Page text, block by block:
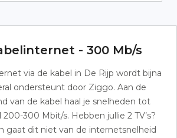
- 300 Mb/s
via de kabel in De Rijp wordt bijna
ondersteunt door Ziggo. Aan de
van de kabel haal je snelheden tot
200-300 Mbit/s. Hebben jullie 2 TV’s?
gaat dit niet van de internetsnelheid